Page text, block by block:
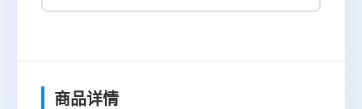
商品详情